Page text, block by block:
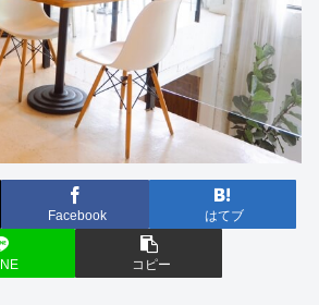
Facebook はてブ
コピー